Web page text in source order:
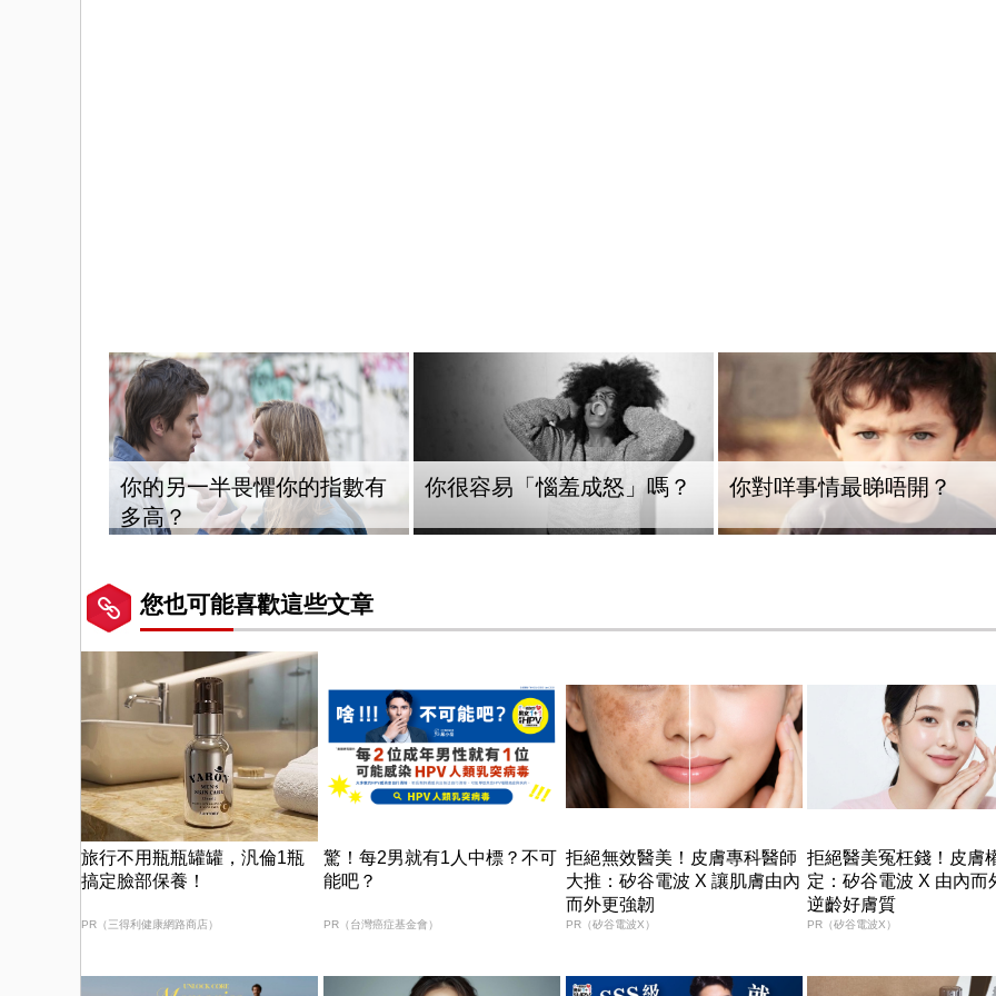
你的另一半畏懼你的指數有
多高？
你很容易「惱羞成怒」嗎？ 你對咩事情最睇唔開？
您也可能喜歡這些文章
旅行不用瓶瓶罐罐，汎倫1瓶
搞定臉部保養！
PR（三得利健康網路商店）
驚！每2男就有1人中標？不可
能吧？
PR（台灣癌症基金會）
拒絕無效醫美！皮膚專科醫師
大推：矽谷電波 X 讓肌膚由內
而外更強韌
PR（矽谷電波X）
拒絕醫美冤枉錢！皮膚
定：矽谷電波 X 由內而
逆齡好膚質
PR（矽谷電波X）